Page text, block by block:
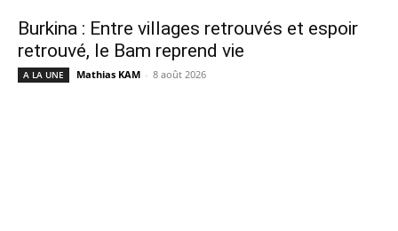
Burkina : Entre villages retrouvés et espoir
retrouvé, le Bam reprend vie
A LA UNE Mathias KAM - 8 août 2026